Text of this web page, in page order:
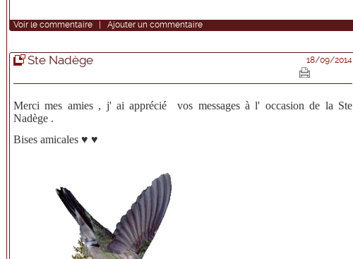
Voir le commentaire | Ajouter un commentaire
Ste Nadège 18/09/2014
Merci mes amies , j' ai apprécié vos messages à l' occasion de la Ste
Nadège .
Bises amicales ♥ ♥